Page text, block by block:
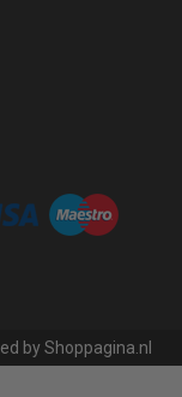
by Shoppagina.nl